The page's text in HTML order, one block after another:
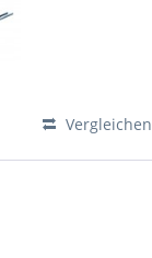
Vergleichen